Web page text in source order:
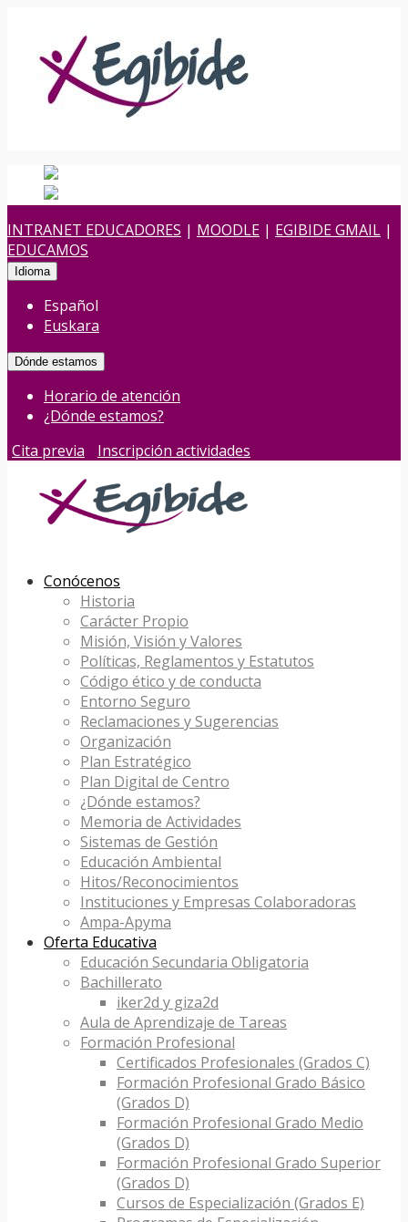
INTRANET EDUCADORES | MOODLE | EGIBIDE GMAIL |
EDUCAMOS
Idioma
Español
Euskara
Dónde estamos
Horario de atención
¿Dónde estamos?
Cita previa
Inscripción actividades
Conócenos
Historia
Carácter Propio
Misión, Visión y Valores
Políticas, Reglamentos y Estatutos
Código ético y de conducta
Entorno Seguro
Reclamaciones y Sugerencias
Organización
Plan Estratégico
Plan Digital de Centro
¿Dónde estamos?
Memoria de Actividades
Sistemas de Gestión
Educación Ambiental
Hitos/Reconocimientos
Instituciones y Empresas Colaboradoras
Ampa-Apyma
Oferta Educativa
Educación Secundaria Obligatoria
Bachillerato
iker2d y giza2d
Aula de Aprendizaje de Tareas
Formación Profesional
Certificados Profesionales (Grados C)
Formación Profesional Grado Básico
(Grados D)
Formación Profesional Grado Medio
(Grados D)
Formación Profesional Grado Superior
(Grados D)
Cursos de Especialización (Grados E)